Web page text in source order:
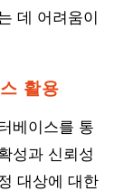
데 어려움이
활용
베이스를 통
성과 신뢰성
대상에 대한